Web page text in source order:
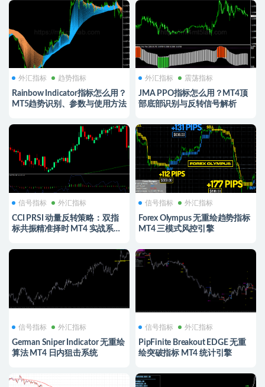
外汇指标 趋势指标
Rainbow Indicator指标怎么用？
MT5趋势识别、参数与使用方法
外汇指标 震荡指标
JMA PPO指标怎么用？MT4顶
部底部识别与反转信号解析
信号指标 外汇指标
CCI PRSI 动量反转策略：双指
标共振精准择时 MT4 实战系统 |
信号指标 外汇指标
Forex Olympus 无重绘趋势指标
MT4 三模式风控引擎
信号指标 外汇指标
German Sniper Indicator 无重绘
算法 MT4 日内狙击系统
信号指标 外汇指标
PipFinite Breakout EDGE 无重
绘突破指标 MT4 统计引擎